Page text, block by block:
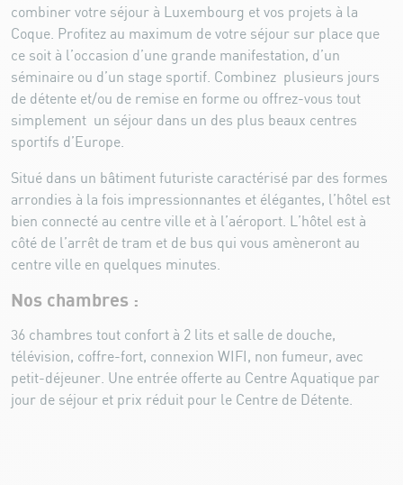
combiner votre séjour à Luxembourg et vos projets à la
Coque. Profitez au maximum de votre séjour sur place que
ce soit à l’occasion d’une grande manifestation, d’un
séminaire ou d’un stage sportif. Combinez plusieurs jours
de détente et/ou de remise en forme ou offrez-vous tout
simplement un séjour dans un des plus beaux centres
sportifs d’Europe.
Situé dans un bâtiment futuriste caractérisé par des formes
arrondies à la fois impressionnantes et élégantes, l’hôtel est
bien connecté au centre ville et à l’aéroport. L’hôtel est à
côté de l’arrêt de tram et de bus qui vous amèneront au
centre ville en quelques minutes.
Nos chambres :
36 chambres tout confort à 2 lits et salle de douche,
télévision, coffre-fort, connexion WIFI, non fumeur, avec
petit-déjeuner. Une entrée offerte au Centre Aquatique par
jour de séjour et prix réduit pour le Centre de Détente.